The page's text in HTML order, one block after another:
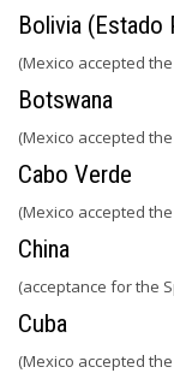
Bolivia (Estado
(Mexico accepted
Botswana
(Mexico accepted
Cabo Verde
(Mexico accepted
China
(acceptance for the
Cuba
(Mexico accepted